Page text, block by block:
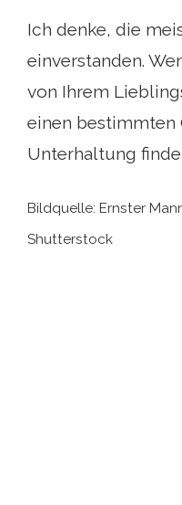
Ich denke, die
einverstanden.
von Ihrem
einen bestimmten
Unterhaltung
Bildquelle: Ernster
Shutterstock